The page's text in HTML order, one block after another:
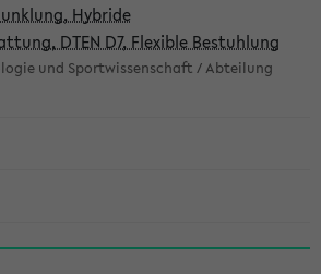
Hybride
DTEN D7, Flexible Bestuhlung
und Sportwissenschaft / Abteilung